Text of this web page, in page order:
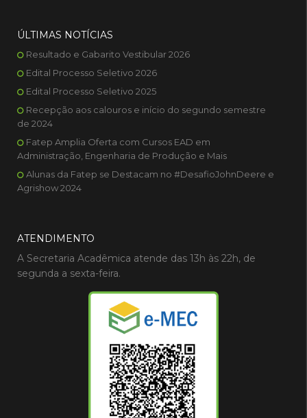
ÚLTIMAS NOTÍCIAS
Resultado e Gabarito Vestibular 2026
Edital Processo Seletivo 2026
Edital Processo Seletivo 2025
Recepção aos calouros e início do segundo semestre
de 2024
Fatep Amplia Oferta com Cursos EAD em
Administração, Engenharia de Produção e Mais
Alunas da Fatep se Destacam no #DesafioJohnDeere e
Agrishow 2024
ATENDIMENTO
A Secretaria Acadêmica atende das 13h às 22h, de
segunda a sexta-feira.